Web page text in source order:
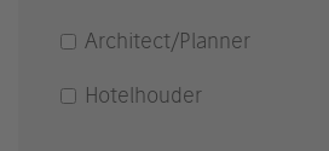
Architect/Planner
Hotelhouder